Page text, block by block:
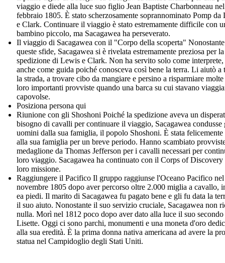
viaggio e diede alla luce suo figlio Jean Baptiste Charbonneau nel
febbraio 1805. È stato scherzosamente soprannominato Pomp da
e Clark. Continuare il viaggio è stato estremamente difficile con
bambino piccolo, ma Sacagawea ha perseverato.
Il viaggio di Sacagawea con il "Corpo della scoperta" Nonostante
queste sfide, Sacagawea si è rivelata estremamente preziosa per la
spedizione di Lewis e Clark. Non ha servito solo come interprete,
anche come guida poiché conosceva così bene la terra. Li aiutò a
la strada, a trovare cibo da mangiare e persino a risparmiare
loro importanti provviste quando una barca su cui stavano
capovolse.
Posiziona persona qui
Riunione con gli Shoshoni Poiché la spedizione aveva un
bisogno di cavalli per continuare il viaggio, Sacagawea condusse
uomini dalla sua famiglia, il popolo Shoshoni. È stata
alla sua famiglia per un breve periodo. Hanno scambiato
medaglione da Thomas Jefferson per i cavalli necessari per
loro viaggio. Sacagawea ha continuato con il Corps of Discovery
loro missione.
Raggiungere il Pacifico Il gruppo raggiunse l'Oceano Pacifico nel
novembre 1805 dopo aver percorso oltre 2.000 miglia a cavallo,
ea piedi. Il marito di Sacagawea fu pagato bene e gli fu data la
il suo aiuto. Nonostante il suo servizio cruciale, Sacagawea non
nulla. Morì nel 1812 poco dopo aver dato alla luce il suo
Lisette. Oggi ci sono parchi, monumenti e una moneta d'oro
alla sua eredità. È la prima donna nativa americana ad avere la
statua nel Campidoglio degli Stati Uniti.